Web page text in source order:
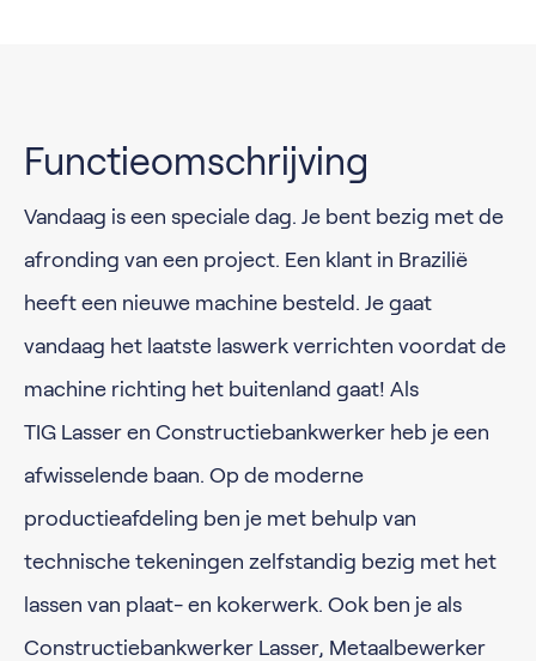
Functieomschrijving
Vandaag is een speciale dag. Je bent bezig met de
afronding van een project. Een klant in Brazilië
heeft een nieuwe machine besteld. Je gaat
vandaag het laatste laswerk verrichten voordat de
machine richting het buitenland gaat! Als
TIG Lasser en Constructiebankwerker heb je een
afwisselende baan. Op de moderne
productieafdeling ben je met behulp van
technische tekeningen zelfstandig bezig met het
lassen van plaat- en kokerwerk. Ook ben je als
Constructiebankwerker Lasser, Metaalbewerker